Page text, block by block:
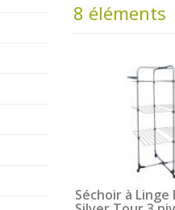
8 éléments
Séchoir à Linge